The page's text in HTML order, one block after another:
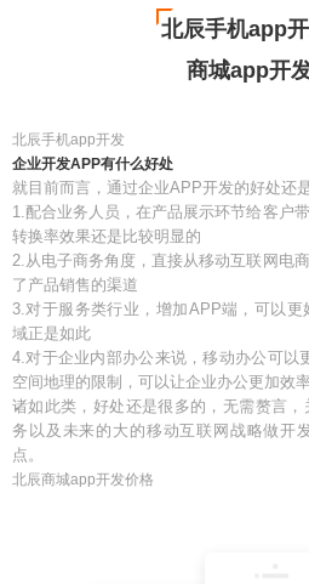
北辰手机app
商城app开
北辰手机app开发
企业开发APP有什么好处
就目前而言，通过企业APP开发的好处还
1.配合业务人员，在产品展示环节给客户
转换率效果还是比较明显的
2.从电子商务角度，直接从移动互联网电
了产品销售的渠道
3.对于服务类行业，增加APP端，可以
域正是如此
4.对于企业内部办公来说，移动办公可以
空间地理的限制，可以让企业办公更加效
诸如此类，好处还是很多的，无需赘言
务以及未来的大的移动互联网战略做开
点。
北辰商城app开发价格